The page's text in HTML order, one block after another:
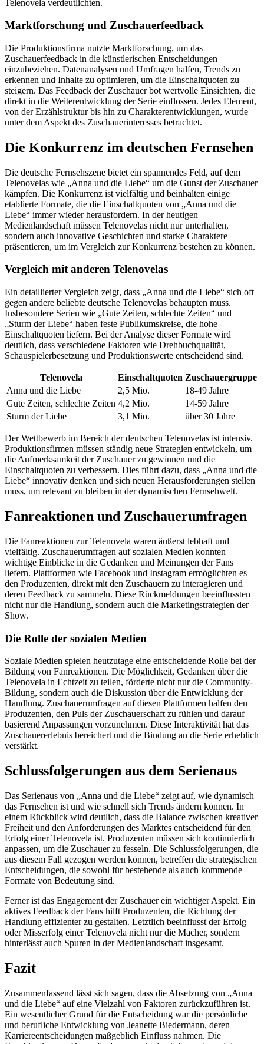
Telenovela verdeutlichten.
Marktforschung und Zuschauerfeedback
Die Produktionsfirma nutzte Marktforschung, um das
Zuschauerfeedback in die künstlerischen Entscheidungen
einzubeziehen. Datenanalysen und Umfragen halfen, Trends zu
erkennen und Inhalte zu optimieren, um die Einschaltquoten zu
steigern. Das Feedback der Zuschauer bot wertvolle Einsichten, die
direkt in die Weiterentwicklung der Serie einflossen. Jedes Element,
von der Erzählstruktur bis hin zu Charakterentwicklungen, wurde
unter dem Aspekt des Zuschauerinteresses betrachtet.
Die Konkurrenz im deutschen Fernsehen
Die deutsche Fernsehszene bietet ein spannendes Feld, auf dem
Telenovelas wie „Anna und die Liebe“ um die Gunst der Zuschauer
kämpfen. Die Konkurrenz ist vielfältig und beinhalten einige
etablierte Formate, die die Einschaltquoten von „Anna und die
Liebe“ immer wieder herausfordern. In der heutigen
Medienlandschaft müssen Telenovelas nicht nur unterhalten,
sondern auch innovative Geschichten und starke Charaktere
präsentieren, um im Vergleich zur Konkurrenz bestehen zu können.
Vergleich mit anderen Telenovelas
Ein detaillierter Vergleich zeigt, dass „Anna und die Liebe“ sich oft
gegen andere beliebte deutsche Telenovelas behaupten muss.
Insbesondere Serien wie „Gute Zeiten, schlechte Zeiten“ und
„Sturm der Liebe“ haben feste Publikumskreise, die hohe
Einschaltquoten liefern. Bei der Analyse dieser Formate wird
deutlich, dass verschiedene Faktoren wie Drehbuchqualität,
Schauspielerbesetzung und Produktionswerte entscheidend sind.
Telenovela Einschaltquoten Zuschauergruppe
Anna und die Liebe
2,5 Mio.
18-49 Jahre
Gute Zeiten, schlechte Zeiten 4,2 Mio.
14-59 Jahre
Sturm der Liebe
3,1 Mio. über 30 Jahre
Der Wettbewerb im Bereich der deutschen Telenovelas ist intensiv.
Produktionsfirmen müssen ständig neue Strategien entwickeln, um
die Aufmerksamkeit der Zuschauer zu gewinnen und die
Einschaltquoten zu verbessern. Dies führt dazu, dass „Anna und die
Liebe“ innovativ denken und sich neuen Herausforderungen stellen
muss, um relevant zu bleiben in der dynamischen Fernsehwelt.
Fanreaktionen und Zuschauerumfragen
Die Fanreaktionen zur Telenovela waren äußerst lebhaft und
vielfältig. Zuschauerumfragen auf sozialen Medien konnten
wichtige Einblicke in die Gedanken und Meinungen der Fans
liefern. Plattformen wie Facebook und Instagram ermöglichten es
den Produzenten, direkt mit den Zuschauern zu interagieren und
deren Feedback zu sammeln. Diese Rückmeldungen beeinflussten
nicht nur die Handlung, sondern auch die Marketingstrategien der
Show.
Die Rolle der sozialen Medien
Soziale Medien spielen heutzutage eine entscheidende Rolle bei der
Bildung von Fanreaktionen. Die Möglichkeit, Gedanken über die
Telenovela in Echtzeit zu teilen, förderte nicht nur die Community-
Bildung, sondern auch die Diskussion über die Entwicklung der
Handlung. Zuschauerumfragen auf diesen Plattformen halfen den
Produzenten, den Puls der Zuschauerschaft zu fühlen und darauf
basierend Anpassungen vorzunehmen. Diese Interaktivität hat das
Zuschauererlebnis bereichert und die Bindung an die Serie erheblich
verstärkt.
Schlussfolgerungen aus dem Serienaus
Das Serienaus von „Anna und die Liebe“ zeigt auf, wie dynamisch
das Fernsehen ist und wie schnell sich Trends ändern können. In
einem Rückblick wird deutlich, dass die Balance zwischen kreativer
Freiheit und den Anforderungen des Marktes entscheidend für den
Erfolg einer Telenovela ist. Produzenten müssen sich kontinuierlich
anpassen, um die Zuschauer zu fesseln. Die Schlussfolgerungen, die
aus diesem Fall gezogen werden können, betreffen die strategischen
Entscheidungen, die sowohl für bestehende als auch kommende
Formate von Bedeutung sind.
Ferner ist das Engagement der Zuschauer ein wichtiger Aspekt. Ein
aktives Feedback der Fans hilft Produzenten, die Richtung der
Handlung effizienter zu gestalten. Letztlich beeinflusst der Erfolg
oder Misserfolg einer Telenovela nicht nur die Macher, sondern
hinterlässt auch Spuren in der Medienlandschaft insgesamt.
Fazit
Zusammenfassend lässt sich sagen, dass die Absetzung von „Anna
und die Liebe“ auf eine Vielzahl von Faktoren zurückzuführen ist.
Ein wesentlicher Grund für die Entscheidung war die persönliche
und berufliche Entwicklung von Jeanette Biedermann, deren
Karriereentscheidungen maßgeblich Einfluss nahmen. Die